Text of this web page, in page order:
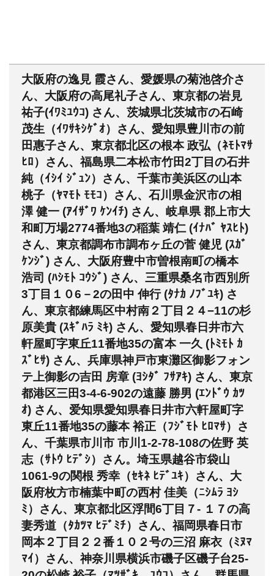
大阪府の逸見 霞さん、愛媛県の菊池啓介さ
ん、大阪府の高尾礼子さん、東京都の岩見
祐子(ｲﾜﾐﾕｳｺ) さん、茨城県北茨城市の石崎
茂生（ｲﾜｻｷｼｹﾞｵ）さん、愛知県豊川市の前
田惠子さん、東京都北区の根本 政弘（ﾈﾓﾄﾏｻ
ﾋﾛ）さん、福島県二本松市竹田2丁目の石井
純（ｲｼｲ ｼﾞｭﾝ）さん、千葉市美浜区の山本
桃子（ﾔﾏﾓﾄ ﾓﾓｺ）さん、石川県金沢市の相
澤 健一 (ｱｲｻﾞﾜ ｹﾝｲﾁ) さん、岐阜県 郡上市大
和町万場2774番地3の稲葉 靖仁 (ｲﾅﾊﾞ ﾔｽﾋﾄ)
さん、東京都調布市調布ヶ丘の菅 健児 (ｽｶﾞ
ｹﾝｼﾞ) さん、大阪府豊中市曽根南町の橋本
浩司 (ﾊｼﾓﾄ ｺｳｼﾞ) さん、三重県桑名市西別所
3丁目１０6－2の田中 伸行 (ﾀﾅｶ ﾉﾌﾞﾕｷ) さ
ん、東京都練馬区中村南２丁目２４−11の杉
原美貴 (ｽｷﾞﾊﾗ ﾐｷ) さん、愛知県春日井市六
軒屋町字東丘11番地35の富本 一久 (ﾄﾐﾓﾄ ｶ
ｽﾞﾋｻ) さん、兵庫県神戸市東灘区御影フォン
テ上御影の吉田 房章 (ﾖｼﾀﾞ ﾌｻｱｷ) さん、東京
都港区三田3-4-6-902の遠藤 勝男 (ｴﾝﾄﾞｳ ｶﾂ
ｵ) さん、爱知県愛知県春日井市六軒屋町字
東丘11番地35の藤本 裕正（ﾌｼﾞﾓﾄ ﾋﾛﾏｻ）さ
ん、千葉県市川市 市川1-2-78-108の佐野 英
志（ｻﾄｳ ﾋﾃﾞｼ）さん。埼玉県越谷市袋山
1061-9の関根 秀幸（ｾｷﾈ ﾋﾃﾞﾕｷ）さん、大
阪府枚方市楠葉中町の西村 佳美（ﾆｼﾑﾗ ﾖｼ
ﾐ）さん、東京都北区浮間6丁目７- １７の高
妻秀道（ﾀｶﾂﾏ ﾋﾃﾞﾐﾁ）さん、福岡県春日市
岡本２丁目２２番１０２号の三沼 麻衣（ﾐﾇﾏ
ﾏｲ）さん、神奈川県横浜市磯子区磯子台25-